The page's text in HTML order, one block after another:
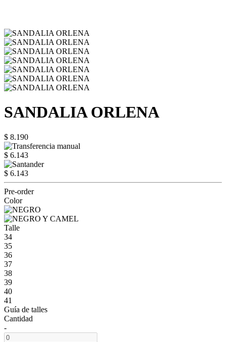
SANDALIA ORLENA
$ 8.190
$ 6.143
$ 6.143
Pre-order
Color
Talle
34
35
36
37
38
39
40
41
Guía de talles
Cantidad
-